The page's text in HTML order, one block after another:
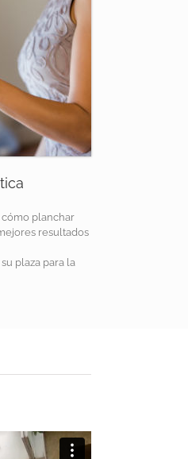
planchar
resultados
plaza para la